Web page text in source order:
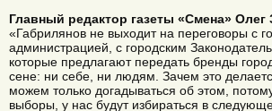
Главный редактор газеты «Смена» Олег
«Габрилянов не выходит на переговоры с
администрацией, с городским
которые предлагают передать бренды
сене: ни себе, ни людям. Зачем это
можем только догадываться об этом,
выборы, у нас будут избираться в